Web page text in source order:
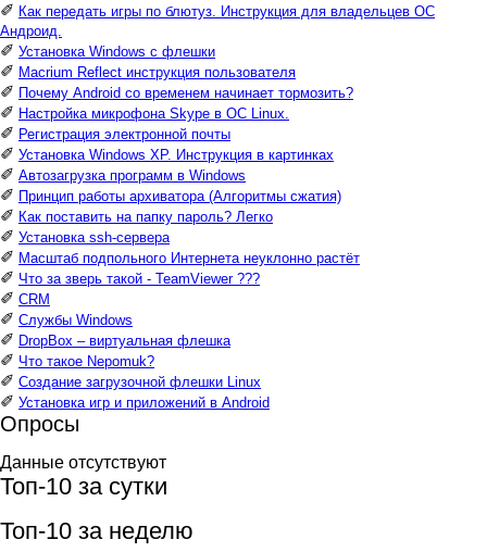
✐ Как передать игры по блютуз. Инструкция для владельцев ОС
Андроид.
✐ Установка Windows с флешки
✐ Macrium Reflect инструкция пользователя
✐ Почему Android со временем начинает тормозить?
✐ Настройка микрофона Skype в ОС Linux.
✐ Регистрация электронной почты
✐ Установка Windows XP. Инструкция в картинках
✐ Автозагрузка программ в Windows
✐ Принцип работы архиватора (Алгоритмы сжатия)
✐ Как поставить на папку пароль? Легко
✐ Установка ssh-сервера
✐ Масштаб подпольного Интернета неуклонно растёт
✐ Что за зверь такой - TeamViewer ???
✐ CRM
✐ Службы Windows
✐ DropBox – виртуальная флешка
✐ Что такое Nepomuk?
✐ Создание загрузочной флешки Linux
✐ Установка игр и приложений в Android
Опросы
Данные отсутствуют
Топ-10 за сутки
Топ-10 за неделю